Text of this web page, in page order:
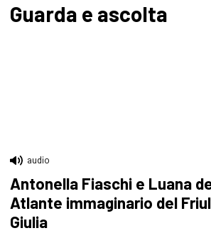
Guarda e ascolta
audio
Antonella Fiaschi e Luana
Atlante immaginario del
Giulia